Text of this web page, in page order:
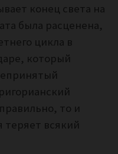
конец света на
была расценена,
цикла в
который
то и
теряет всякий